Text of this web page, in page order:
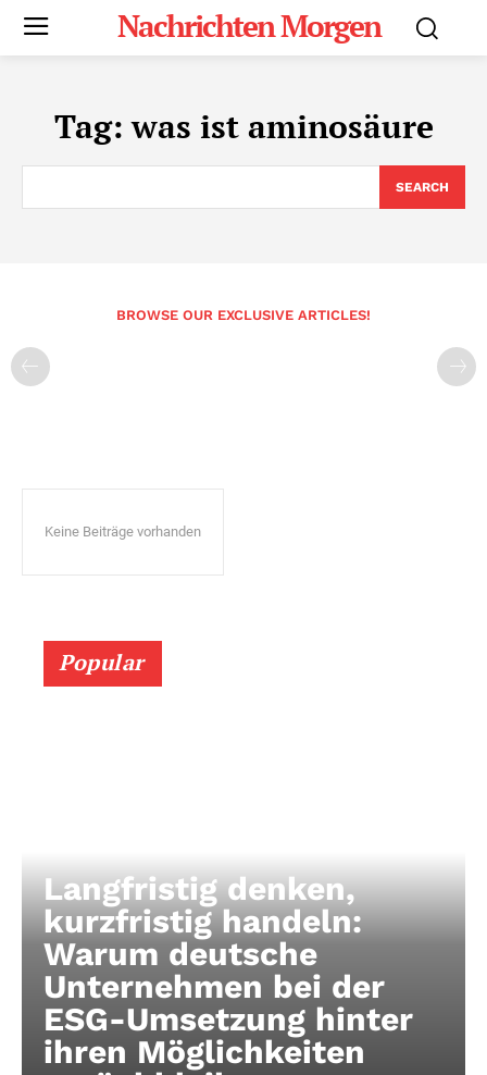
Nachrichten Morgen
Tag:was ist aminosäure
SEARCH
BROWSE OUR EXCLUSIVE ARTICLES!
Keine Beiträge vorhanden
Popular
Langfristig denken,
kurzfristig handeln:
Warum deutsche
Unternehmen bei der
ESG-Umsetzung hinter
ihren Möglichkeiten